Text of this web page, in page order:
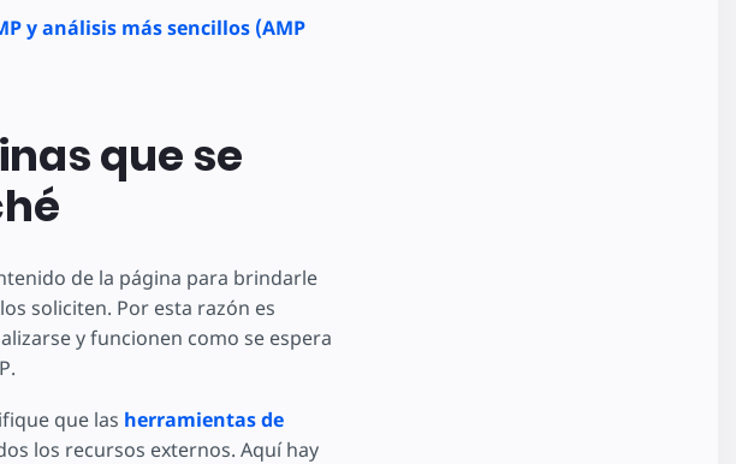
y análisis más sencillos (AMP
que se
de la página para brindarle
soliciten. Por esta razón es
y funcionen como se espera
que las herramientas de
los recursos externos. Aquí hay